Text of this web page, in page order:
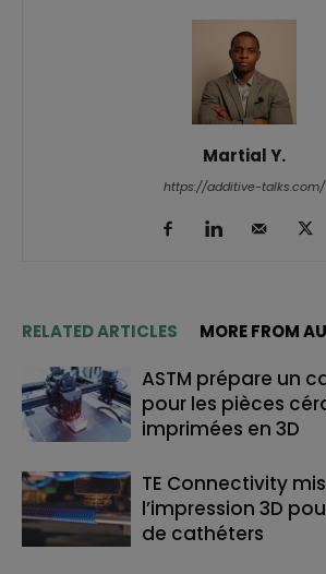
Martial Y.
https://additive-talks.com/
RELATED ARTICLES MORE FROM
ASTM prépare un
pour les pièces
imprimées en 3D
TE Connectivity
l’impression 3D
de cathéters